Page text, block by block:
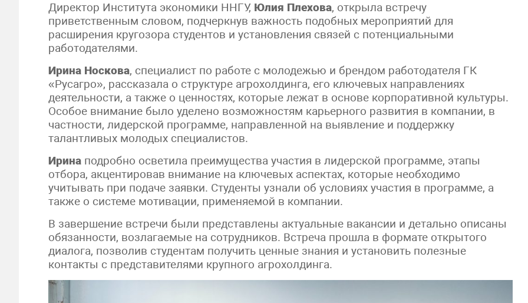
Директор Института экономики ННГУ, Юлия Плехова, открыла встречу
приветственным словом, подчеркнув важность подобных мероприятий для
расширения кругозора студентов и установления связей с потенциальными
работодателями.
Ирина Носкова, специалист по работе с молодежью и брендом работодателя ГК
«Русагро», рассказала о структуре агрохолдинга, его ключевых направлениях
деятельности, а также о ценностях, которые лежат в основе корпоративной культуры.
Особое внимание было уделено возможностям карьерного развития в компании, в
частности, лидерской программе, направленной на выявление и поддержку
талантливых молодых специалистов.
Ирина подробно осветила преимущества участия в лидерской программе, этапы
отбора, акцентировав внимание на ключевых аспектах, которые необходимо
учитывать при подаче заявки. Студенты узнали об условиях участия в программе, а
также о системе мотивации, применяемой в компании.
В завершение встречи были представлены актуальные вакансии и детально описаны
обязанности, возлагаемые на сотрудников. Встреча прошла в формате открытого
диалога, позволив студентам получить ценные знания и установить полезные
контакты с представителями крупного агрохолдинга.